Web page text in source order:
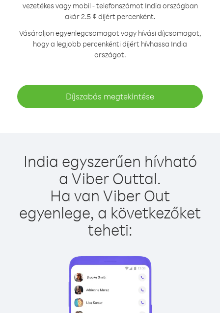
vezetékes vagy mobil - telefonszámot India országban
akár 2.5 ¢ díjért percenként.
Vásároljon egyenlegcsomagot vagy hívási díjcsomagot,
hogy a legjobb percenkénti díjért hívhassa India
országot.
Díjszabás megtekintése
India egyszerűen hívható
a Viber Outtal.
Ha van Viber Out
egyenlege, a következőket
teheti: